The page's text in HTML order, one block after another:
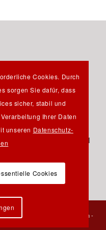
OT Günding -
590 - Fax: +49 8131 61
- Impressum-
Cookies. Durch
sorgen Sie dafür, dass
sicher, stabil und
Ihrer Daten
unseren Datenschutz-
Cookies